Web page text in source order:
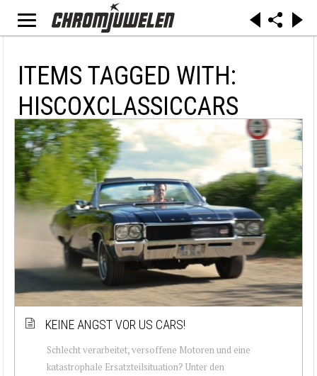
ITEMS TAGGED WITH:
HISCOXCLASSICCARS
KEINE ANGST VOR US CARS!
Schlecht verarbeitet, versoffene Motoren und eine
katastrophale Ersatzteilsituation? Unter den